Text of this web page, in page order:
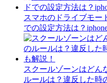
スマホのドライブモー
での設定方法は？
スクールゾーンはどん
ルールは？違反した時